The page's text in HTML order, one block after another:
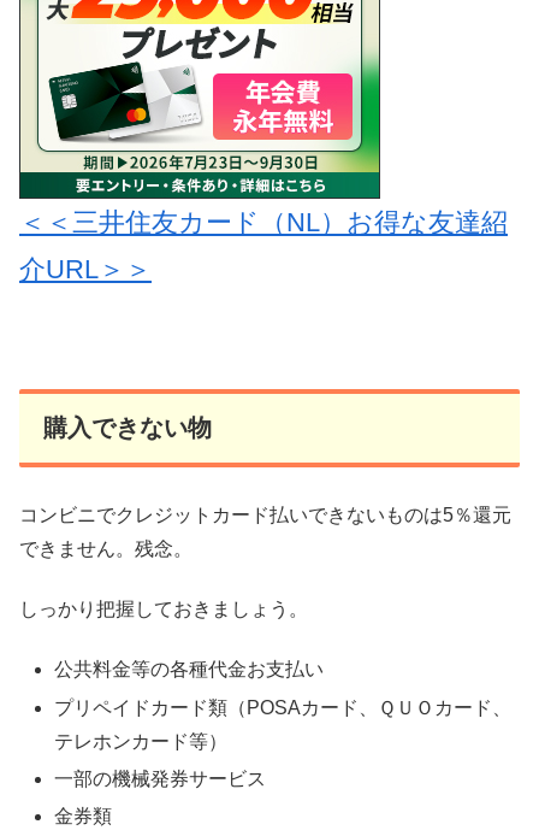
＜＜三井住友カード（NL）お得な友達紹
介URL＞＞
購入できない物
コンビニでクレジットカード払いできないものは5％還元
できません。残念。
しっかり把握しておきましょう。
公共料金等の各種代金お支払い
プリペイドカード類（POSAカード、ＱＵＯカード、
テレホンカード等）
一部の機械発券サービス
金券類